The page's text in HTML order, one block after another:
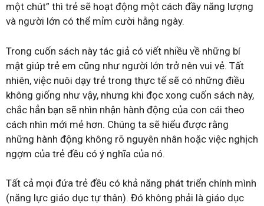
một chút” thì trẻ sẽ hoạt động một cách đầy năng lượng
và người lớn có thể mỉm cười hằng ngày.
Trong cuốn sách này tác giả có viết nhiều về những bí
mật giúp trẻ em cũng như người lớn trở nên vui vẻ. Tất
nhiên, việc nuôi dạy trẻ trong thực tế sẽ có những điều
không giống như vậy, nhưng khi đọc xong cuốn sách này,
chắc hẳn bạn sẽ nhìn nhận hành động của con cái theo
cách nhìn mới mẻ hơn. Chúng ta sẽ hiểu được rằng
những hành động không rõ nguyên nhân hoặc việc nghịch
ngợm của trẻ đều có ý nghĩa của nó.
Tất cả mọi đứa trẻ đều có khả năng phát triển chính mình
(năng lực giáo dục tự thân). Đó không phải là giáo dục